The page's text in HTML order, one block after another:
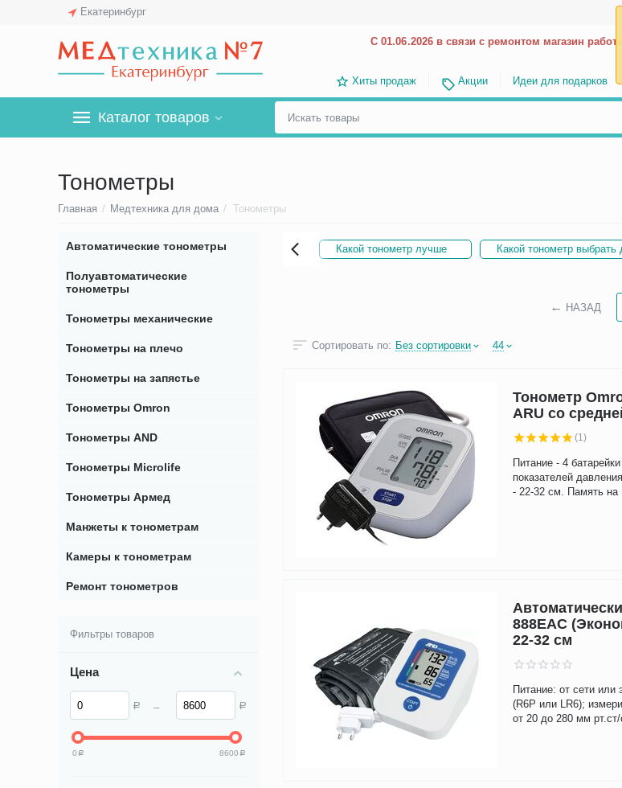
Екатеринбург
С 01.06.2026 в связи с ремонтом магазин
Хиты продаж Акции Идеи для подарков
Каталог товаров
Тонометры
Главная / Медтехника для дома / Тонометры
Какой тонометр лучше Какой тонометр
НАЗАД
Сортировать по: Без сортировки 44
Тонометр
ARU со
(1)
Питание - 4
показателей
- 22-32 см. Память на
888EAC
22-32 см
Питание: от сети
(R6P или LR6);
от 20 до 280 мм
Автоматические тонометры
Полуавтоматические
тонометры
Тонометры механические
Тонометры на плечо
Тонометры на запястье
Тонометры Omron
Тонометры AND
Тонометры Microlife
Тонометры Армед
Манжеты к тонометрам
Камеры к тонометрам
Ремонт тонометров
Фильтры товаров
Цена
Р – Р
0 Р 8600 Р